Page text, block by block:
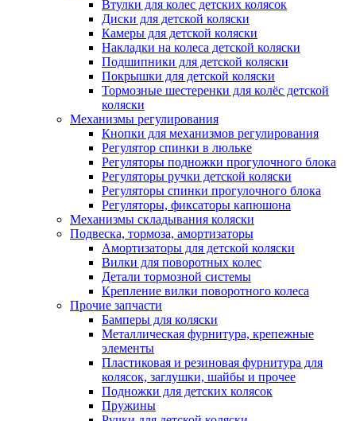
Втулки для колес детских колясок
Диски для детской коляски
Камеры для детской коляски
Накладки на колеса детской коляски
Подшипники для детской коляски
Покрышки для детской коляски
Тормозные шестеренки для колёс детской
коляски
Механизмы регулирования
Кнопки для механизмов регулирования
Регулятор спинки в люльке
Регуляторы подножки прогулочного блока
Регуляторы ручки детской коляски
Регуляторы спинки прогулочного блока
Регуляторы, фиксаторы капюшона
Механизмы складывания коляски
Подвеска, тормоза, амортизаторы
Амортизаторы для детской коляски
Вилки для поворотных колес
Детали тормозной системы
Крепление вилки поворотного колеса
Прочие запчасти
Бамперы для коляски
Металлическая фурнитура, крепежные
элементы
Пластиковая и резиновая фурнитура для
колясок, заглушки, шайбы и прочее
Подножки для детских колясок
Пружины